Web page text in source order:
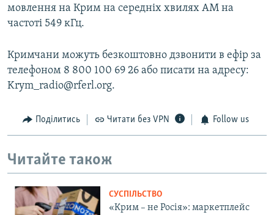
мовлення на Крим на середніх хвилях АМ на
частоті 549 кГц.
Кримчани можуть безкоштовно дзвонити в ефір за
телефоном 8 800 100 69 26 або писати на адресу:
Krym_radio@rferl.org.
Поділитись Читати без VPN Follow us
Читайте також
СУСПІЛЬСТВО
«Крим – не Росія»: маркетплейс